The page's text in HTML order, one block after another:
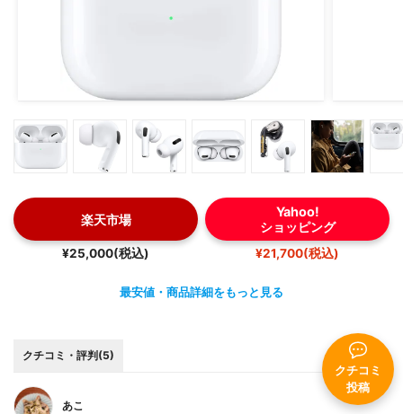
クチコミ
投稿
楽天市場
¥25,000(税込)
Yahoo!
ショッピング
¥21,700(税込)
最安値・商品詳細をもっと見る
クチコミ・評判(5)
あこ